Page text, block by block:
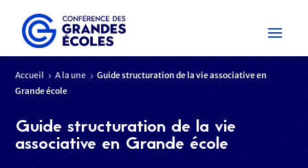
Accueil 5 A la une 5 Guide structuration de la vie associative en
Grande école
Guide structuration de la vie
associative en Grande école